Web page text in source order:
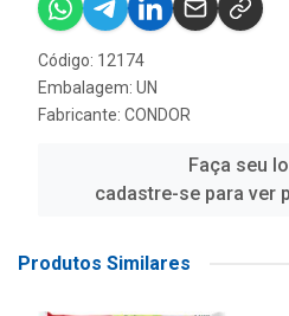
Código: 12174
Embalagem: UN
Fabricante: CONDOR
Faça seu
cadastre-se para ver
Produtos Similares